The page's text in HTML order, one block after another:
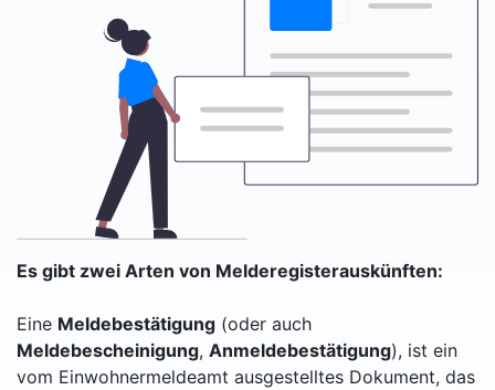
Es gibt zwei Arten von Melderegisterauskünften:
Eine Meldebestätigung (oder auch
Meldebescheinigung, Anmeldebestätigung), ist ein
vom Einwohnermeldeamt ausgestelltes Dokument, das